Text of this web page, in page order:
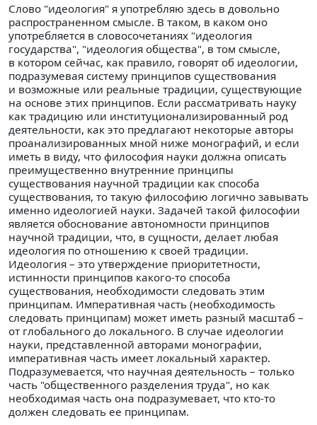
Слово "идеология" я употребляю здесь в довольно
распространенном смысле. В таком, в каком оно
употребляется в словосочетаниях "идеология
государства", "идеология общества", в том смысле,
в котором сейчас, как правило, говорят об идеологии,
подразумевая систему принципов существования
и возможные или реальные традиции, существующие
на основе этих принципов. Если рассматривать науку
как традицию или институционализированный род
деятельности, как это предлагают некоторые авторы
проанализированных мной ниже монографий, и если
иметь в виду, что философия науки должна описать
преимущественно внутренние принципы
существования научной традиции как способа
существования, то такую философию логично завывать
именно идеологией науки. Задачей такой философии
является обоснование автономности принципов
научной традиции, что, в сущности, делает любая
идеология по отношению к своей традиции.
Идеология – это утверждение приоритетности,
истинности принципов какого-то способа
существования, необходимости следовать этим
принципам. Императивная часть (необходимость
следовать принципам) может иметь разный масштаб –
от глобального до локального. В случае идеологии
науки, представленной авторами монографии,
императивная часть имеет локальный характер.
Подразумевается, что научная деятельность – только
часть "общественного разделения труда", но как
необходимая часть она подразумевает, что кто-то
должен следовать ее принципам.